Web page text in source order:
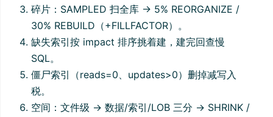
碎片：SAMPLED 扫全库 → 5% REORGANIZE /
30% REBUILD（+FILLFACTOR）。
缺失索引按 impact 排序挑着建，建完回查慢
SQL。
僵尸索引（reads=0、updates>0）删掉减写入
税。
空间：文件级 → 数据/索引/LOB 三分 → SHRINK /